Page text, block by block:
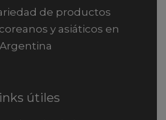
de productos
y asiáticos en
Argentina
útiles